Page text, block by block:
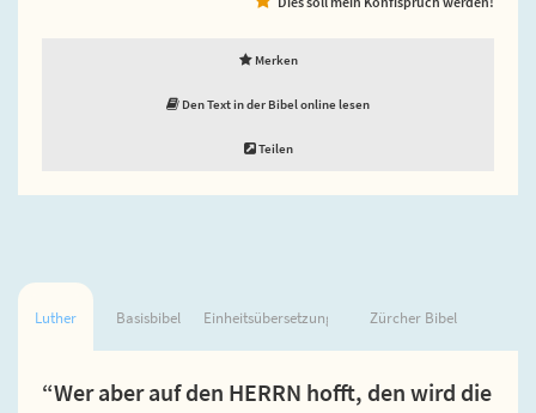
Merken
Den Text in der Bibel online lesen
Teilen
Luther Basisbibel Einheitsübersetzung Zürcher Bibel
“Wer aber auf den HERRN hofft, den wird die